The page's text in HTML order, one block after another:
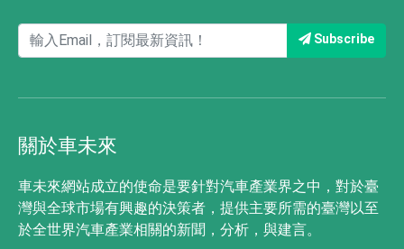
Subscribe
關於車未來
車未來網站成立的使命是要針對汽車產業界之中，對於臺
灣與全球市場有興趣的決策者，提供主要所需的臺灣以至
於全世界汽車產業相關的新聞，分析，與建言。